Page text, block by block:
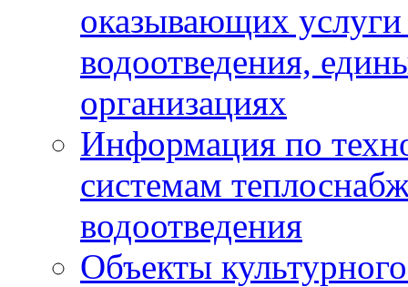
оказывающих
водоотведения,
организациях
Информация по
системам
водоотведения
Объекты